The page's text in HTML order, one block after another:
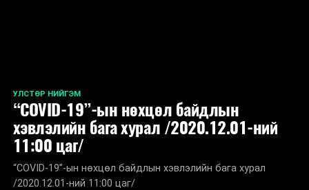
УЛСТӨР НИЙГЭМ
“COVID-19”-ын нөхцөл байдлын
хэвлэлийн бага хурал /2020.12.01-ний
11:00 цаг/
“COVID-19”-ын нөхцөл байдлын хэвлэлийн бага хурал
/2020.12.01-ний 11:00 цаг/